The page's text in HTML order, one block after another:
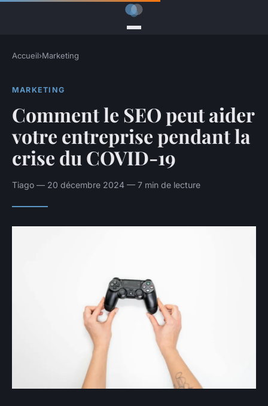
Accueil›Marketing
MARKETING
Comment le SEO peut aider
votre entreprise pendant la
crise du COVID-19
Tiago — 20 décembre 2024 — 7 min de lecture